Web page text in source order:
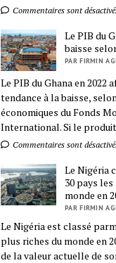
Commentaires sont
Le PIB du
baisse
PAR FIRMIN
Le PIB du Ghana en 2022
tendance à la baisse,
économiques du Fonds
International. Si le
Commentaires sont
Le Nigéria
30 pays
monde en
PAR FIRMIN
Le Nigéria est classé
plus riches du monde en
de la valeur actuelle de